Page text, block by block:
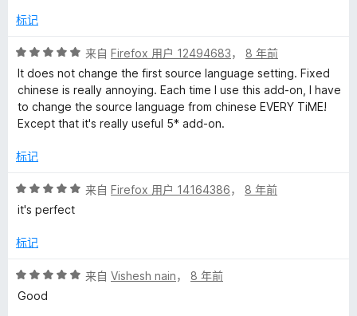
g
l
e
T
a
/标记
评
分
5
/
5
来自 Firefox 用户 12494683， 8 年前
It does not change the first source language setting. Fixed
chinese is really annoying. Each time I use this add-on, I have
to change the source language from chinese EVERY TiME!
Except that it's really useful 5* add-on.
标记
评
分
/
来自 Firefox 用户 14164386， 8 年前
it's perfect
标记
评
分
来自 Vishesh nain， 8 年前
Good